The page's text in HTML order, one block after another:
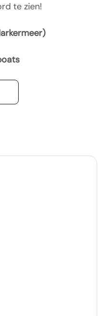
te zien!